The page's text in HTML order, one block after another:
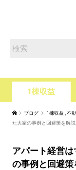
1棟収益
ブログ 1棟収益 不
た大家の事例と回避策を解説
アパート経営
の事例と回避